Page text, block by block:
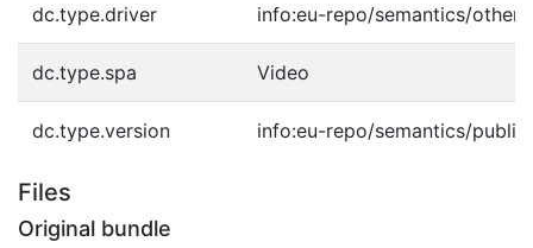
dc.type.driver info:eu-repo/semantics/other
dc.type.spa Video
dc.type.version info:eu-repo/semantics/
Files
Original bundle